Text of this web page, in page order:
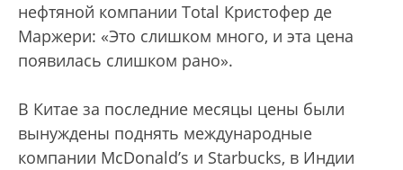
нефтяной компании Total Кристофер де
Маржери: «Это слишком много, и эта цена
появилась слишком рано».
В Китае за последние месяцы цены были
вынуждены поднять международные
компании McDonald’s и Starbucks, в Индии